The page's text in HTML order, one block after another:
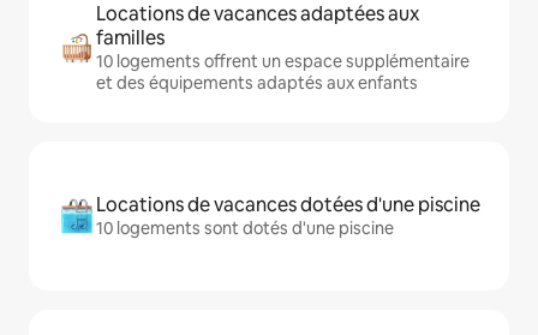
Locations de vacances adaptées aux
familles
10 logements offrent un espace supplémentaire
et des équipements adaptés aux enfants
Locations de vacances dotées d'une piscine
10 logements sont dotés d'une piscine